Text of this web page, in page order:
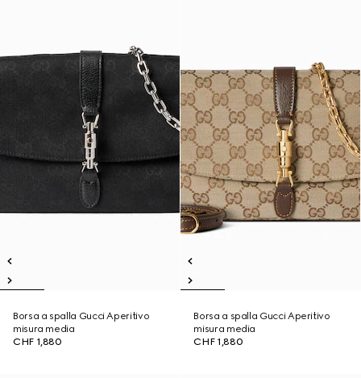
Borsa a spalla Gucci Aperitivo
misura media
CHF 1,880
Borsa a spalla Gucci Aperitivo
misura media
CHF 1,880